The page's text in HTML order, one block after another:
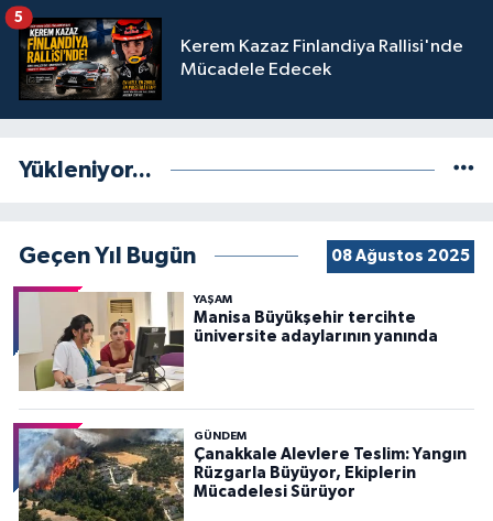
Kerem Kazaz Finlandiya Rallisi'nde
Mücadele Edecek
5
Yükleniyor...
Geçen Yıl Bugün 08 Ağustos 2025
YAŞAM
Manisa Büyükşehir tercihte
üniversite adaylarının yanında
GÜNDEM
Çanakkale Alevlere Teslim: Yangın
Rüzgarla Büyüyor, Ekiplerin
Mücadelesi Sürüyor